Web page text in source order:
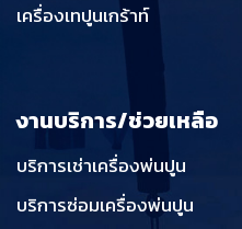
เครื่องเทปูนเกร้าท์
งานบริการ/ช่วยเหลือ
บริการเช่าเครื่องพ่นปูน
บริการซ่อมเครื่องพ่นปูน